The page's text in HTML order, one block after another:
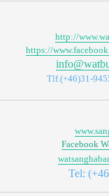
http://
https://
Tlf.(+46)31-
Facebook
Tel: